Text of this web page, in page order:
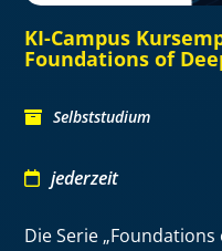
KI-Campus
Foundations of
Selbststudium
jederzeit
Die Serie